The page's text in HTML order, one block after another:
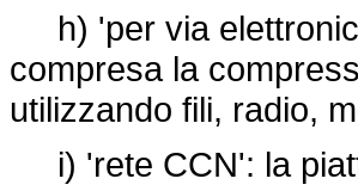
h) 'per via
compresa la
utilizzando fili, radio,
i) 'rete CCN': la